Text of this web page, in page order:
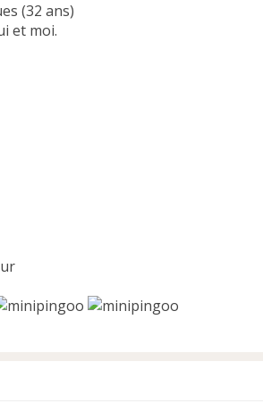
(32 ans)
et moi.